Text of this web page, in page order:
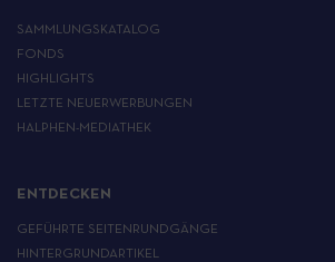
SAMMLUNGSKATALOG
FONDS
HIGHLIGHTS
LETZTE NEUERWERBUNGEN
HALPHEN-MEDIATHEK
ENTDECKEN
GEFÜHRTE SEITENRUNDGÄNGE
HINTERGRUNDARTIKEL